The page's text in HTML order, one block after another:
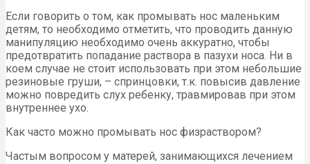
Если говорить о том, как промывать нос маленьким
детям, то необходимо отметить, что проводить данную
манипуляцию необходимо очень аккуратно, чтобы
предотвратить попадание раствора в пазухи носа. Ни в
коем случае не стоит использовать при этом небольшие
резиновые груши, – спринцовки, т.к. повысив давление
можно повредить слух ребенку, травмировав при этом
внутреннее ухо.
Как часто можно промывать нос физраствором?
Частым вопросом у матерей, занимающихся лечением